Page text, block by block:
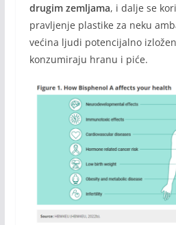
drugim zemljama, i dalje se
pravljenje plastike za neku
većina ljudi potencijalno
konzumiraju hranu i piće.